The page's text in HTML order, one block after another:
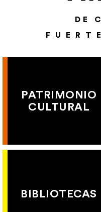
DE
PATRIMONIO
CULTURAL
BIBLIOTECAS